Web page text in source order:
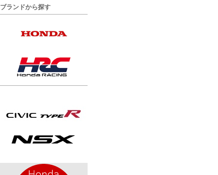
ブランドから探す